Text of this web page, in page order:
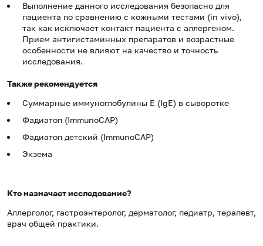
Выполнение данного исследования безопасно для
пациента по сравнению с кожными тестами (in vivo),
так как исключает контакт пациента с аллергеном.
Прием антигистаминных препаратов и возрастные
особенности не влияют на качество и точность
исследования.
Также рекомендуется
Суммарные иммуноглобулины E (IgE) в сыворотке
Фадиатоп (ImmunoCAP)
Фадиатоп детский (ImmunoCAP)
Экзема
Кто назначает исследование?
Аллерголог, гастроэнтеролог, дерматолог, педиатр, терапевт,
врач общей практики.